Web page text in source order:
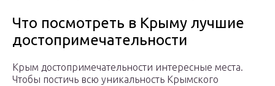
Что посмотреть в Крыму лучшие
достопримечательности
Крым достопримечательности интересные места.
Чтобы постичь всю уникальность Крымского